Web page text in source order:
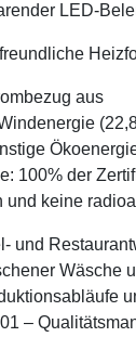
LED-
aus
100% der
und keine
und
Wäsche
–